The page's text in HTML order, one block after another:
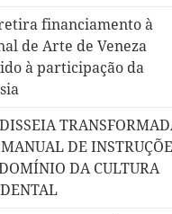
financiamento à
de Arte de Veneza
à participação da
DE
DA CULTURA